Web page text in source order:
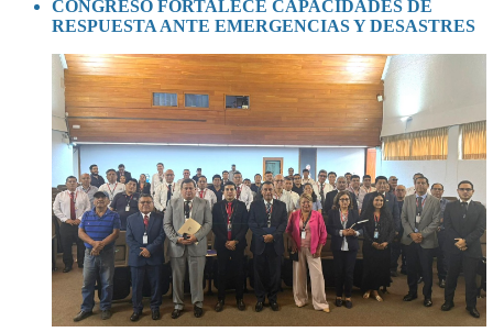
CONGRESO FORTALECE CAPACIDADES DE
RESPUESTA ANTE EMERGENCIAS Y DESASTRES